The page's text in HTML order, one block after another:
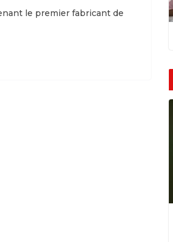
le premier fabricant de